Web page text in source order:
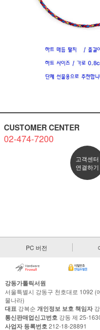
CUSTOMER CENTER
02-474-7200
고객센터
연결하기
PC 버전
강동가톨릭서원
서울특별시 강동구 천호대로 1092
물나라)
대표 강복순 개인정보 보호 책임자
통신판매업신고번호 강동 제 25-
사업자 등록번호212-18-28891